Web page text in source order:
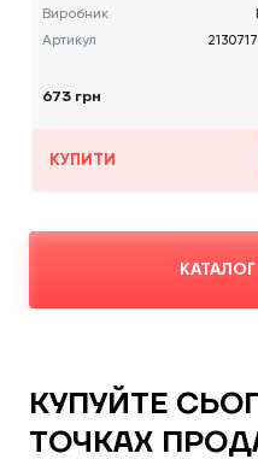
Виробник
Артикул
673 грн
КУПИТИ
КУПУЙТЕ
ТОЧКАХ